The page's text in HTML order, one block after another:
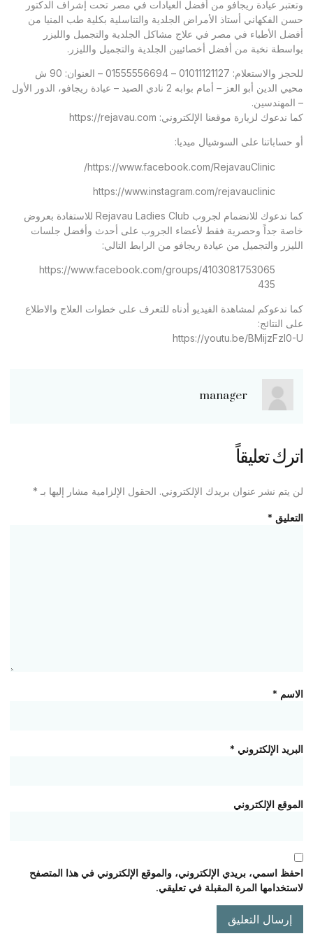
وتعتبر عيادة ريجافو من أفضل العيادات في مصر تحت إشراف الدكتور
حسن الفكهاني أستاذ الأمراض الجلدية والتناسلية بكلية طب المنيا من
أفضل الأطباء في مصر في علاج مشاكل الجلدية والتجميل والليزر
بواسطة نخبة من أفضل أخصائيين الجلدية والتجميل والليزر.
للحجز والاستعلام: 01011121127 – 01555556694 – العنوان: 90 ش
محيي الدين أبو العز – أمام بوابه 2 نادي الصيد – عيادة ريجافو، الدور الأول
– المهندسين.
كما ندعوك لزيارة موقعنا الإلكتروني: https://rejavau.com
أو حساباتنا على السوشيال ميديا:
https://www.facebook.com/RejavauClinic/
https://www.instagram.com/rejavauclinic
كما ندعوك للانضمام لجروب Rejavau Ladies Club للاستفادة بعروض
خاصة جداً وحصرية فقط لأعضاء الجروب على أحدث وأفضل جلسات
الليزر والتجميل من عيادة ريجافو من الرابط التالي:
https://www.facebook.com/groups/4103081753065
435
كما ندعوكم لمشاهدة الفيديو أدناه للتعرف على خطوات العلاج والاطلاع
على النتائج:
https://youtu.be/BMijzFzl0-U
manager
اترك تعليقاً
لن يتم نشر عنوان بريدك الإلكتروني. الحقول الإلزامية مشار إليها بـ *
التعليق *
الاسم *
البريد الإلكتروني *
الموقع الإلكتروني
احفظ اسمي، بريدي الإلكتروني، والموقع الإلكتروني في هذا المتصفح
لاستخدامها المرة المقبلة في تعليقي.